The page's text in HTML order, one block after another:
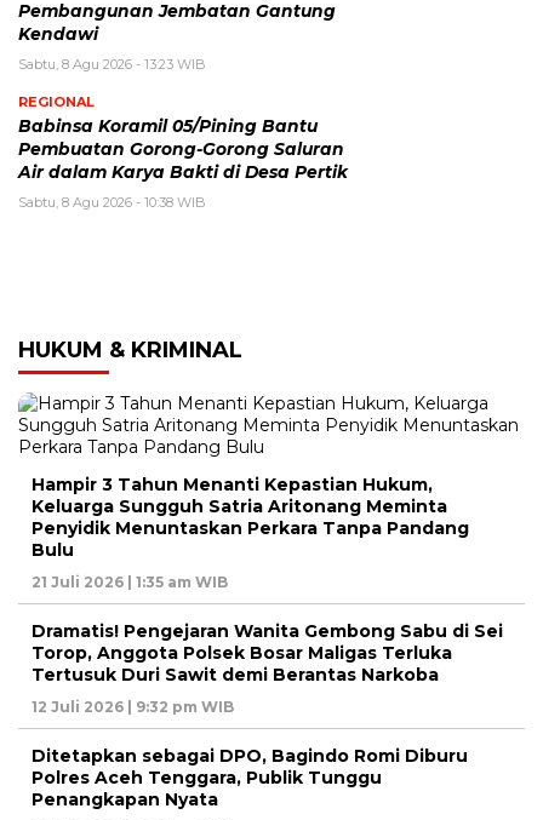
Pembangunan Jembatan Gantung
Kendawi
Sabtu, 8 Agu 2026 - 13:23 WIB
REGIONAL
Babinsa Koramil 05/Pining Bantu
Pembuatan Gorong-Gorong Saluran
Air dalam Karya Bakti di Desa Pertik
Sabtu, 8 Agu 2026 - 10:38 WIB
HUKUM & KRIMINAL
Hampir 3 Tahun Menanti Kepastian Hukum,
Keluarga Sungguh Satria Aritonang Meminta
Penyidik Menuntaskan Perkara Tanpa Pandang
Bulu
21 Juli 2026 | 1:35 am WIB
Dramatis! Pengejaran Wanita Gembong Sabu di Sei
Torop, Anggota Polsek Bosar Maligas Terluka
Tertusuk Duri Sawit demi Berantas Narkoba
12 Juli 2026 | 9:32 pm WIB
Ditetapkan sebagai DPO, Bagindo Romi Diburu
Polres Aceh Tenggara, Publik Tunggu
Penangkapan Nyata